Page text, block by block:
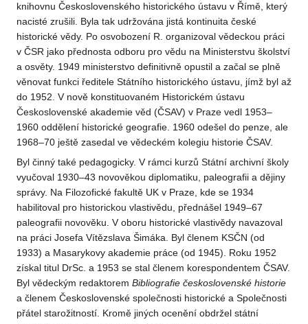
knihovnu Československého historického ústavu v Římě, který
nacisté zrušili. Byla tak udržována jistá kontinuita české
historické vědy. Po osvobození R. organizoval vědeckou práci
v ČSR jako přednosta odboru pro vědu na Ministerstvu školství
a osvěty. 1949 ministerstvo definitivně opustil a začal se plně
věnovat funkci ředitele Státního historického ústavu, jímž byl až
do 1952. V nově konstituovaném Historickém ústavu
Československé akademie věd (ČSAV) v Praze vedl 1953–
1960 oddělení historické geografie. 1960 odešel do penze, ale
1968–70 ještě zasedal ve vědeckém kolegiu historie ČSAV.
Byl činný také pedagogicky. V rámci kurzů Státní archivní školy
vyučoval 1930–43 novověkou diplomatiku, paleografii a dějiny
správy. Na Filozofické fakultě UK v Praze, kde se 1934
habilitoval pro historickou vlastivědu, přednášel 1949–67
paleografii novověku. V oboru historické vlastivědy navazoval
na práci Josefa Vítězslava Šimáka. Byl členem KSČN (od
1933) a Masarykovy akademie práce (od 1945). Roku 1952
získal titul DrSc. a 1953 se stal členem korespondentem ČSAV.
Byl vědeckým redaktorem Bibliografie československé historie
a členem Československé společnosti historické a Společnosti
přátel starožitností. Kromě jiných ocenění obdržel státní